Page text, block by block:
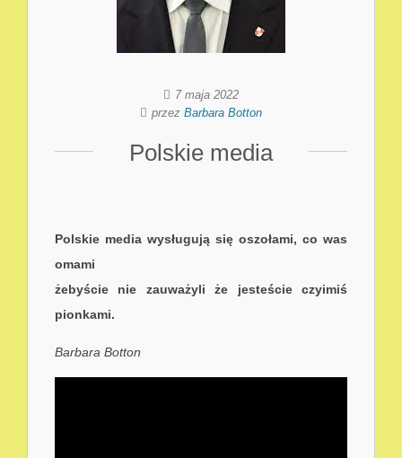
7 maja 2022
przez Barbara Botton
Polskie media
Polskie media wysługują się oszołami, co was
omami
żebyście nie zauważyli że jesteście czyimiś
pionkami.
Barbara Botton